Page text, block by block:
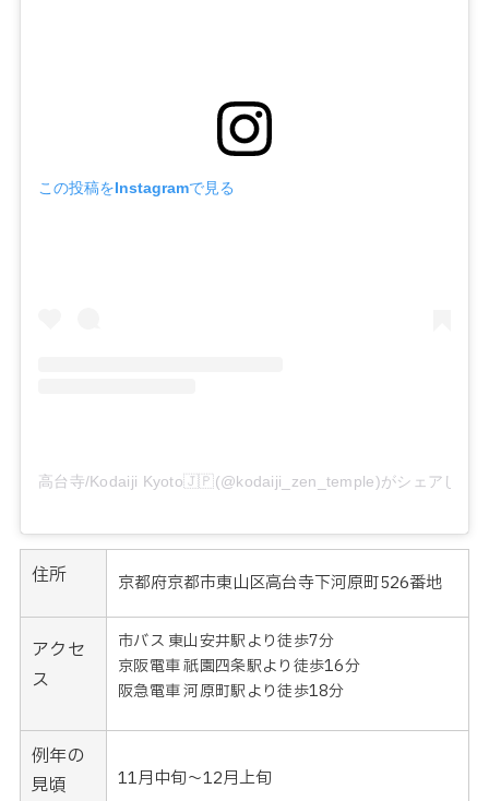
この投稿をInstagramで見る
高台寺/Kodaiji Kyoto🇯🇵(@kodaiji_zen_temple)がシェアした
住所 京都府京都市東山区高台寺下河原町526番地
アクセ
ス
市バス 東山安井駅より徒歩7分
京阪電車 祇園四条駅より徒歩16分
阪急電車 河原町駅より徒歩18分
例年の
見頃
11月中旬〜12月上旬